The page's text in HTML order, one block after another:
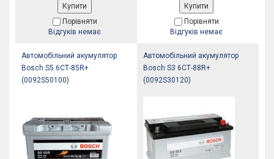
Купити
Порівняти
Відгуків немає
Купити
Порівняти
Відгуків немає
Автомобільний акумулятор
Bosch S5 6СТ-85R+
(0092S50100)
Автомобільний акумулятор
Bosch S3 6СТ-88R+
(0092S30120)